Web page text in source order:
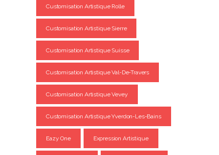
Customisation Artistique Rolle
Customisation Artistique Sierre
Customisation Artistique Suisse
Customisation Artistique Val-De-Travers
Customisation Artistique Vevey
Customisation Artistique Yverdon-Les-Bains
Eazy One Expression Artistique